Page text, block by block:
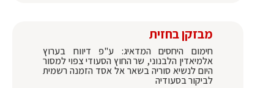
מבזקן בחזית
חימום היחסים המדאיג: ע"פ דיווח בערוץ
אלמיאדין הלבנוני, שר החוץ הסעודי צפוי למסור
היום לנשיא סוריה בשאר אל אסד הזמנה רשמית
לביקור בסעודיה